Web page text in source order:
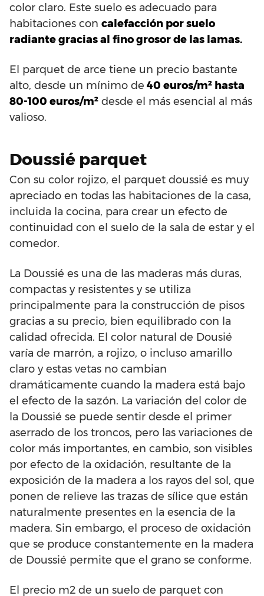
color claro. Este suelo es adecuado para
habitaciones con calefacción por suelo
radiante gracias al fino grosor de las lamas.
El parquet de arce tiene un precio bastante
alto, desde un mínimo de 40 euros/m² hasta
80-100 euros/m² desde el más esencial al más
valioso.
Doussié parquet
Con su color rojizo, el parquet doussié es muy
apreciado en todas las habitaciones de la casa,
incluida la cocina, para crear un efecto de
continuidad con el suelo de la sala de estar y el
comedor.
La Doussié es una de las maderas más duras,
compactas y resistentes y se utiliza
principalmente para la construcción de pisos
gracias a su precio, bien equilibrado con la
calidad ofrecida. El color natural de Dousié
varía de marrón, a rojizo, o incluso amarillo
claro y estas vetas no cambian
dramáticamente cuando la madera está bajo
el efecto de la sazón. La variación del color de
la Doussié se puede sentir desde el primer
aserrado de los troncos, pero las variaciones de
color más importantes, en cambio, son visibles
por efecto de la oxidación, resultante de la
exposición de la madera a los rayos del sol, que
ponen de relieve las trazas de sílice que están
naturalmente presentes en la esencia de la
madera. Sin embargo, el proceso de oxidación
que se produce constantemente en la madera
de Doussié permite que el grano se conforme.
El precio m2 de un suelo de parquet con